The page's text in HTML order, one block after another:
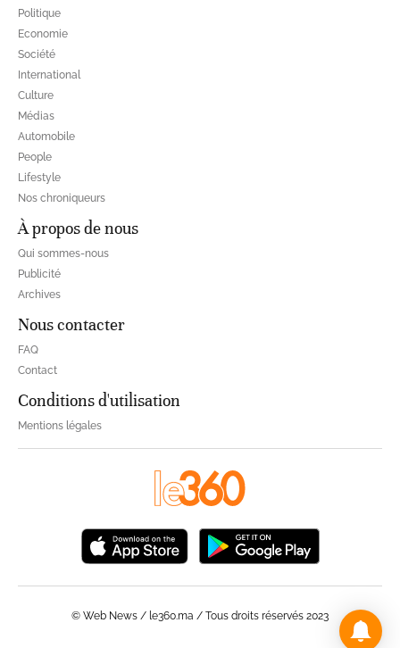
Politique
Economie
Société
International
Culture
Médias
Automobile
People
Lifestyle
Nos chroniqueurs
À propos de nous
Qui sommes-nous
Publicité
Archives
Nous contacter
FAQ
Contact
Conditions d'utilisation
Mentions légales
© Web News / le360.ma / Tous droits réservés 2023